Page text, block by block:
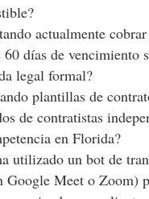
actualmente
60 días de vencimiento
legal formal?
plantillas de
de contratistas
en Florida?
utilizado un bot de
Google Meet o Zoom)